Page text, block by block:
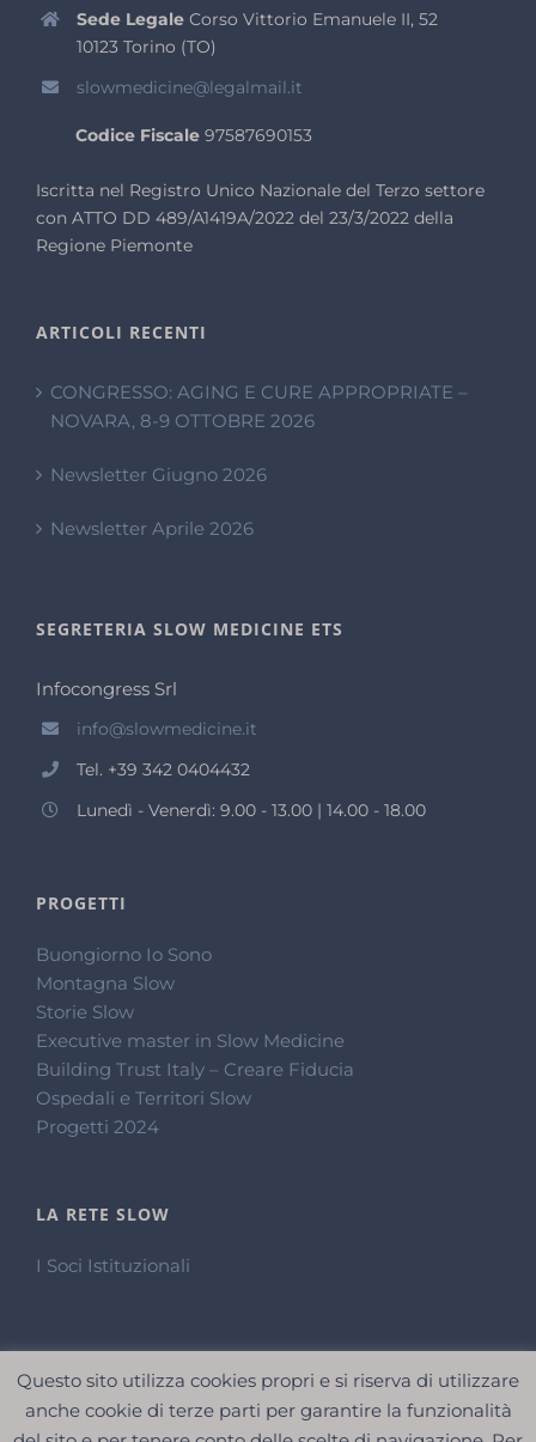
Sede LegaleCorso Vittorio Emanuele II, 52
10123 Torino (TO)
slowmedicine@legalmail.it
Codice Fiscale97587690153
Iscritta nel Registro Unico Nazionale del Terzo settore
con ATTO DD 489/A1419A/2022 del 23/3/2022 della
Regione Piemonte
ARTICOLI RECENTI
CONGRESSO: AGING E CURE APPROPRIATE –
NOVARA, 8-9 OTTOBRE 2026
Newsletter Giugno 2026
Newsletter Aprile 2026
SEGRETERIA SLOW MEDICINE ETS
Infocongress Srl
info@slowmedicine.it
Tel. +39 342 0404432
Lunedì - Venerdì: 9.00 - 13.00 | 14.00 - 18.00
PROGETTI
Buongiorno Io Sono
Montagna Slow
Storie Slow
Executive master in Slow Medicine
Building Trust Italy – Creare Fiducia
Ospedali e Territori Slow
Progetti 2024
LA RETE SLOW
I Soci Istituzionali
Questo sito utilizza cookies propri e si riserva di utilizzare
anche cookie di terze parti per garantire la funzionalità